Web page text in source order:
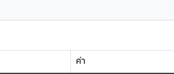
ค่า